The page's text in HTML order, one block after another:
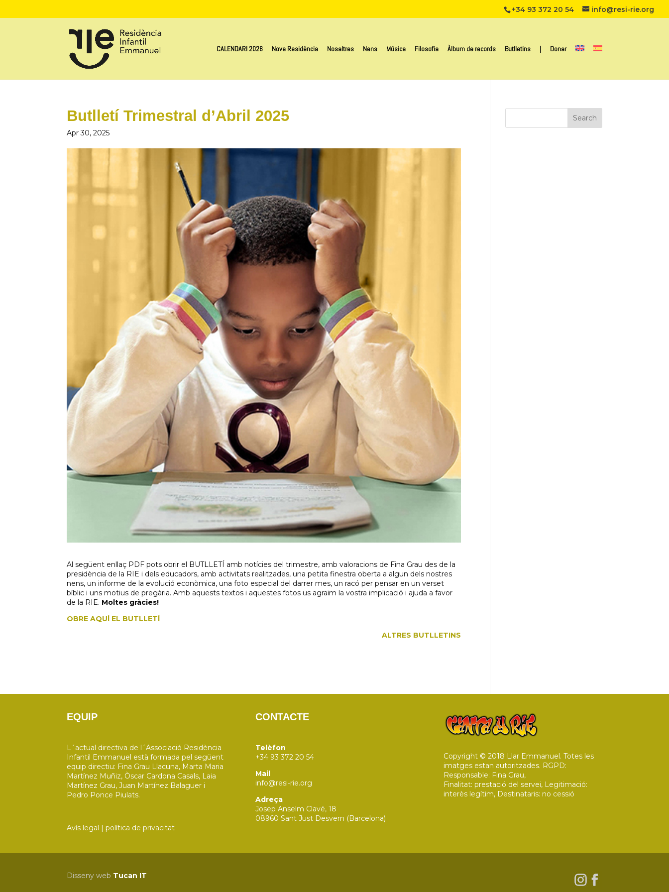
+34 93 372 20 54 info@resi-rie.org
CALENDARI 2026 Nova Residència Nosaltres Nens Música Filosofia Àlbum de records Butlletins | Donar
Butlletí Trimestral d’Abril 2025
Apr 30, 2025
Al següent enllaç PDF pots obrir el BUTLLETÍ amb notícies del trimestre, amb valoracions de Fina Grau des de la
presidència de la RIE i dels educadors, amb activitats realitzades, una petita finestra oberta a algun dels nostres
nens, un informe de la evolució econòmica, una foto especial del darrer mes, un racó per pensar en un verset
bíblic i uns motius de pregària. Amb aquests textos i aquestes fotos us agraïm la vostra implicació i ajuda a favor
de la RIE. Moltes gràcies!
OBRE AQUÍ EL BUTLLETÍ
ALTRES BUTLLETINS
Search
EQUIP
L´actual directiva de l´Associació Residència
Infantil Emmanuel està formada pel següent
equip directiu: Fina Grau Llacuna, Marta Maria
Martínez Muñiz, Òscar Cardona Casals, Laia
Martínez Grau, Juan Martínez Balaguer i
Pedro Ponce Piulats.
Avís legal |política de privacitat
CONTACTE
Telèfon
+34 93 372 20 54
Mail
info@resi-rie.org
Adreça
Josep Anselm Clavé, 18
08960 Sant Just Desvern (Barcelona)
Copyright © 2018 Llar Emmanuel. Totes les
imatges estan autoritzades. RGPD:
Responsable: Fina Grau,
Finalitat: prestació del servei, Legitimació:
interès legítim, Destinataris: no cessió
Disseny web Tucan IT